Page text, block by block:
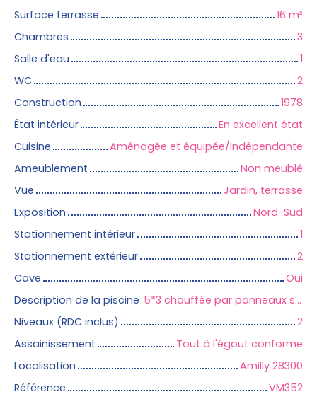
Surface terrasse
16 m²
Chambres
3
Salle d'eau
1
WC
2
Construction
1978
État intérieur
En excellent état
Cuisine
Aménagée et équipée/Indépendante
Ameublement
Non meublé
Vue
Jardin, terrasse
Exposition
Nord-Sud
Stationnement intérieur
1
Stationnement extérieur
2
Cave
Oui
Description de la piscine
5*3 chauffée par panneaux solaires
Niveaux (RDC inclus)
2
Assainissement
Tout à l'égout conforme
Localisation
Amilly 28300
Référence
VM352